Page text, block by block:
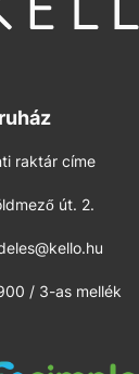
raktár címe
út. 2.
/ 3-as mellék